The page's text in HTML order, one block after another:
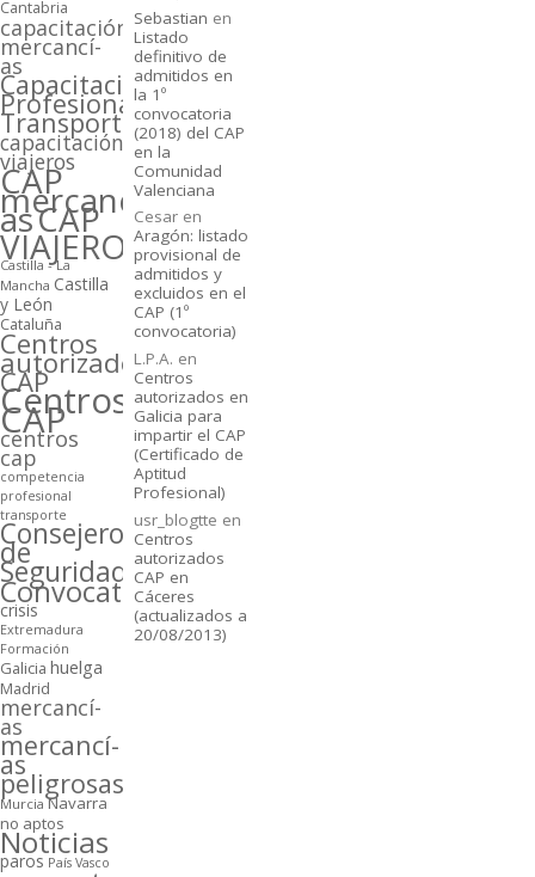
Cantabria
capacitación
mercancí­
as
Capacitación
Profesional
Transporte
capacitación
viajeros
CAP
mercancí­
asCAP
VIAJEROS
Castilla - La
Mancha Castilla
y León
Cataluña
Centros
autorizados
CAP
Centros
CAP
centros
cap
competencia
profesional
transporte
Consejeros
de
Seguridad
Convocatorias
crisis
Extremadura
Formación
Galicia huelga
Madrid
mercancí­
as
mercancí­
as
peligrosas
Murcia Navarra
no aptos
Noticias
paros Paí­s Vasco
Sebastian en
Listado
definitivo de
admitidos en
la 1º
convocatoria
(2018) del CAP
en la
Comunidad
Valenciana
Cesaren
Aragón: listado
provisional de
admitidos y
excluidos en el
CAP (1º
convocatoria)
L.P.A. en
Centros
autorizados en
Galicia para
impartir el CAP
(Certificado de
Aptitud
Profesional)
usr_blogtte en
Centros
autorizados
CAP en
Cáceres
(actualizados a
20/08/2013)